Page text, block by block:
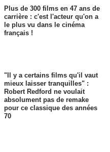
Plus de 300 films en 47 ans de
carrière : c'est l'acteur qu'on a
le plus vu dans le cinéma
français !
"Il y a certains films qu'il vaut
mieux laisser tranquilles" :
Robert Redford ne voulait
absolument pas de remake
pour ce classique des années
70